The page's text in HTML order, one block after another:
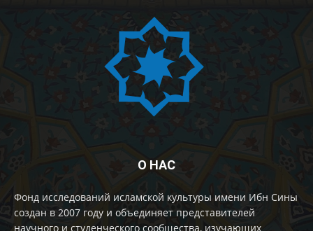
О НАС
Фонд исследований исламской культуры имени Ибн Сины
создан в 2007 году и объединяет представителей
научного и студенческого сообщества, изучающих